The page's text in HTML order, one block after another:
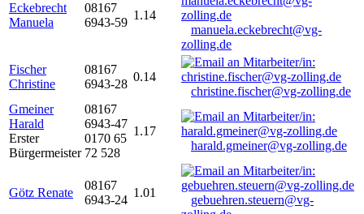
Eckebrecht
Manuela
08167
6943-59
1.14
manuela.eckebrecht@vg-
zolling.de
Fischer
Christine
08167
6943-28
0.14
christine.fischer@vg-zolling.de
Gmeiner
Harald
Erster
Bürgermeister
08167
6943-47
0170 65
72 528
1.17
harald.gmeiner@vg-zolling.de
Götz Renate
08167
6943-24
1.01
gebuehren.steuern@vg-